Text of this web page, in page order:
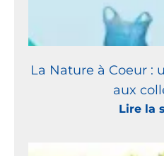
La Nature à Coeur :
aux
Lire la